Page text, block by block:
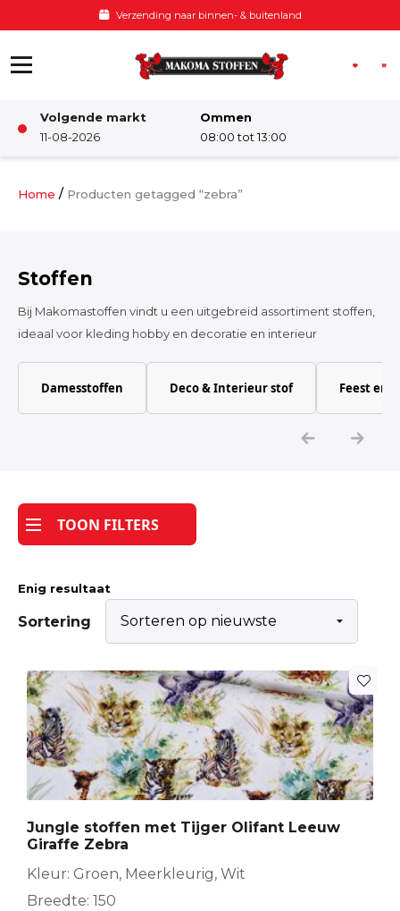
Verzending naar binnen- & buitenland
Volgende markt
11-08-2026
Ommen
08:00 tot 13:00
Damesstoffen
Katoen
Tijdpakker stof
Home / Producten getagged “zebra”
Stoffen
Bij Makomastoffen vindt u een uitgebreid assortiment stoffen,
ideaal voor kleding hobby en decoratie en interieur
Damesstoffen Deco & Interieur stof Feest en
TOON FILTERS
Enig resultaat
Sortering
Jungle stoffen met Tijger Olifant Leeuw
Giraffe Zebra
Kleur: Groen, Meerkleurig, Wit
Breedte: 150